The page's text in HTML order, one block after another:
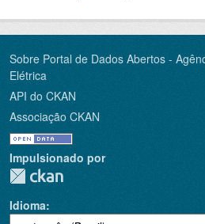
Sobre Portal de Dados Abertos -
Elétrica
API do CKAN
Associação CKAN
Impulsionado por
Idioma